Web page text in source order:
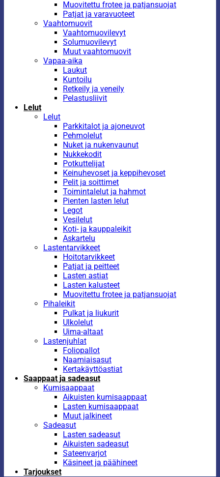
Muovitettu frotee ja patjansuojat
Patjat ja varavuoteet
Vaahtomuovit
Vaahtomuovilevyt
Solumuovilevyt
Muut vaahtomuovit
Vapaa-aika
Laukut
Kuntoilu
Retkeily ja veneily
Pelastusliivit
Lelut
Lelut
Parkkitalot ja ajoneuvot
Pehmolelut
Nuket ja nukenvaunut
Nukkekodit
Potkuttelijat
Keinuhevoset ja keppihevoset
Pelit ja soittimet
Toimintalelut ja hahmot
Pienten lasten lelut
Legot
Vesilelut
Koti- ja kauppaleikit
Askartelu
Lastentarvikkeet
Hoitotarvikkeet
Patjat ja peitteet
Lasten astiat
Lasten kalusteet
Muovitettu frotee ja patjansuojat
Pihaleikit
Pulkat ja liukurit
Ulkolelut
Uima-altaat
Lastenjuhlat
Foliopallot
Naamiaisasut
Kertakäyttöastiat
Saappaat ja sadeasut
Kumisaappaat
Aikuisten kumisaappaat
Lasten kumisaappaat
Muut jalkineet
Sadeasut
Lasten sadeasut
Aikuisten sadeasut
Sateenvarjot
Käsineet ja päähineet
Tarjoukset